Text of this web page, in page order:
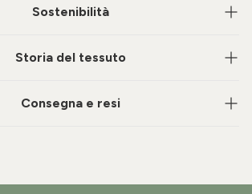
Sostenibilità
Storia del tessuto
Consegna e resi